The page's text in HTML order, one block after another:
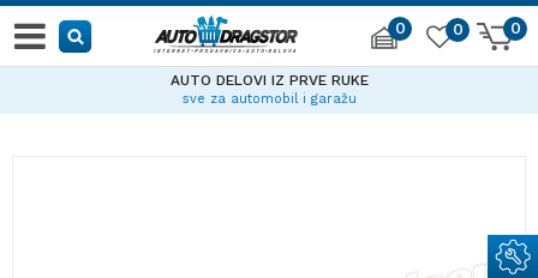
0 0
0
AUTO DELOVI IZ PRVE RUKE
sve za automobil i garažu